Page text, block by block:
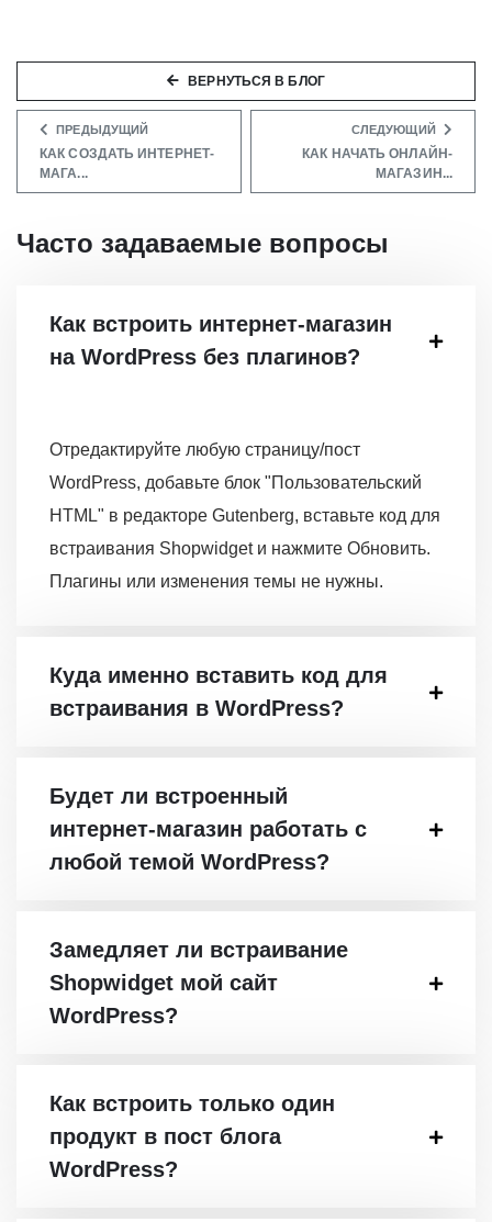
ВЕРНУТЬСЯ В БЛОГ
ПРЕДЫДУЩИЙ
КАК СОЗДАТЬ ИНТЕРНЕТ-
МАГА...
СЛЕДУЮЩИЙ
КАК НАЧАТЬ ОНЛАЙН-
МАГАЗИН...
Часто задаваемые вопросы
Как встроить интернет-магазин
на WordPress без плагинов?
Отредактируйте любую страницу/пост
WordPress, добавьте блок "Пользовательский
HTML" в редакторе Gutenberg, вставьте код для
встраивания Shopwidget и нажмите Обновить.
Плагины или изменения темы не нужны.
Куда именно вставить код для
встраивания в WordPress?
Будет ли встроенный
интернет-магазин работать с
любой темой WordPress?
Замедляет ли встраивание
Shopwidget мой сайт
WordPress?
Как встроить только один
продукт в пост блога
WordPress?